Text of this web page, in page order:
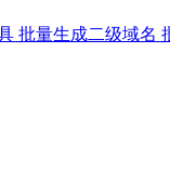
批量生成二级域名